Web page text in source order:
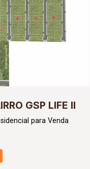
GSP LIFE II
para Venda